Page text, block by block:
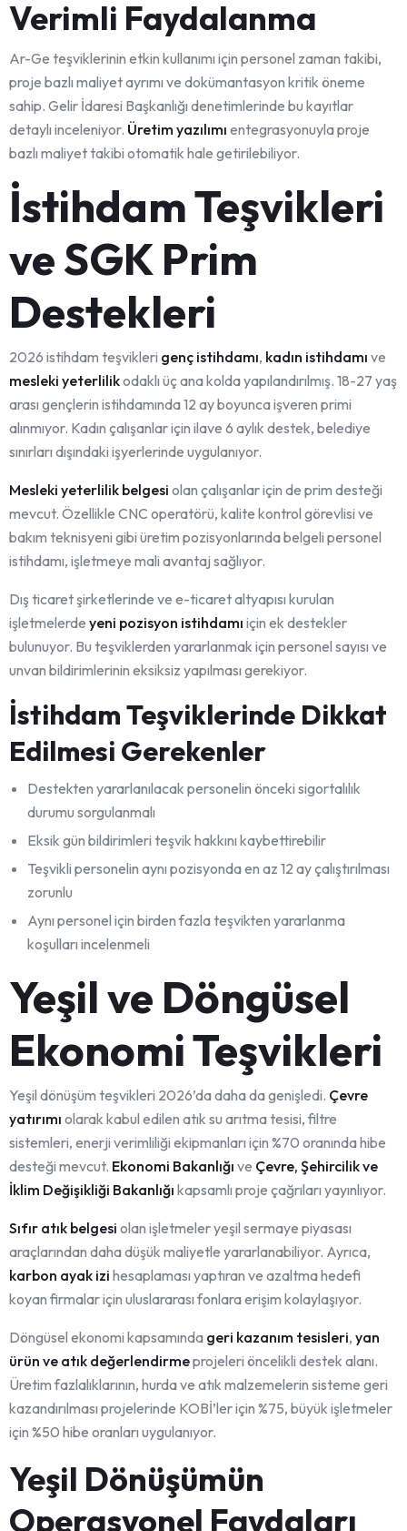
Verimli Faydalanma
Ar-Ge teşviklerinin etkin kullanımı için personel zaman takibi,
proje bazlı maliyet ayrımı ve dokümantasyon kritik öneme
sahip. Gelir İdaresi Başkanlığı denetimlerinde bu kayıtlar
detaylı inceleniyor. Üretim yazılımı entegrasyonuyla proje
bazlı maliyet takibi otomatik hale getirilebiliyor.
İstihdam Teşvikleri
ve SGK Prim
Destekleri
2026 istihdam teşvikleri genç istihdamı, kadın istihdamı ve
mesleki yeterlilikodaklı üç ana kolda yapılandırılmış. 18-27 yaş
arası gençlerin istihdamında 12 ay boyunca işveren primi
alınmıyor. Kadın çalışanlar için ilave 6 aylık destek, belediye
sınırları dışındaki işyerlerinde uygulanıyor.
Mesleki yeterlilik belgesi olan çalışanlar için de prim desteği
mevcut. Özellikle CNC operatörü, kalite kontrol görevlisi ve
bakım teknisyeni gibi üretim pozisyonlarında belgeli personel
istihdamı, işletmeye mali avantaj sağlıyor.
Dış ticaret şirketlerinde ve e-ticaret altyapısı kurulan
işletmelerde yeni pozisyon istihdamı için ek destekler
bulunuyor. Bu teşviklerden yararlanmak için personel sayısı ve
unvan bildirimlerinin eksiksiz yapılması gerekiyor.
İstihdam Teşviklerinde Dikkat
Edilmesi Gerekenler
Destekten yararlanılacak personelin önceki sigortalılık
durumu sorgulanmalı
Eksik gün bildirimleri teşvik hakkını kaybettirebilir
Teşvikli personelin aynı pozisyonda en az 12 ay çalıştırılması
zorunlu
Aynı personel için birden fazla teşvikten yararlanma
koşulları incelenmeli
Yeşil ve Döngüsel
Ekonomi Teşvikleri
Yeşil dönüşüm teşvikleri 2026’da daha da genişledi. Çevre
yatırımı olarak kabul edilen atık su arıtma tesisi, filtre
sistemleri, enerji verimliliği ekipmanları için %70 oranında hibe
desteği mevcut. Ekonomi Bakanlığı ve Çevre, Şehircilik ve
İklim Değişikliği Bakanlığı kapsamlı proje çağrıları yayınlıyor.
Sıfır atık belgesi olan işletmeler yeşil sermaye piyasası
araçlarından daha düşük maliyetle yararlanabiliyor. Ayrıca,
karbon ayak izi hesaplaması yaptıran ve azaltma hedefi
koyan firmalar için uluslararası fonlara erişim kolaylaşıyor.
Döngüsel ekonomi kapsamında geri kazanım tesisleri, yan
ürün ve atık değerlendirmeprojeleri öncelikli destek alanı.
Üretim fazlalıklarının, hurda ve atık malzemelerin sisteme geri
kazandırılması projelerinde KOBİ’ler için %75, büyük işletmeler
için %50 hibe oranları uygulanıyor.
Yeşil Dönüşümün
Operasyonel Faydaları